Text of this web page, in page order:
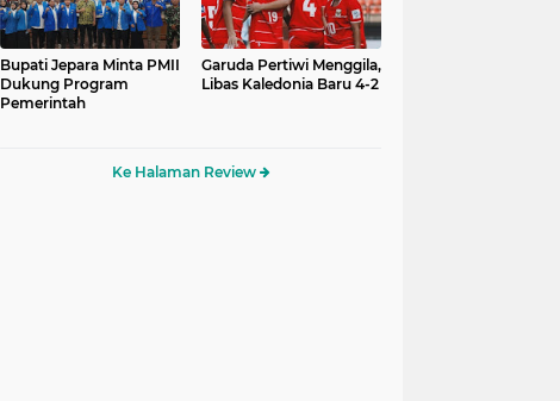
Bupati Jepara Minta PMII
Dukung Program
Pemerintah
Garuda Pertiwi Menggila,
Libas Kaledonia Baru 4-2
Ke Halaman Review